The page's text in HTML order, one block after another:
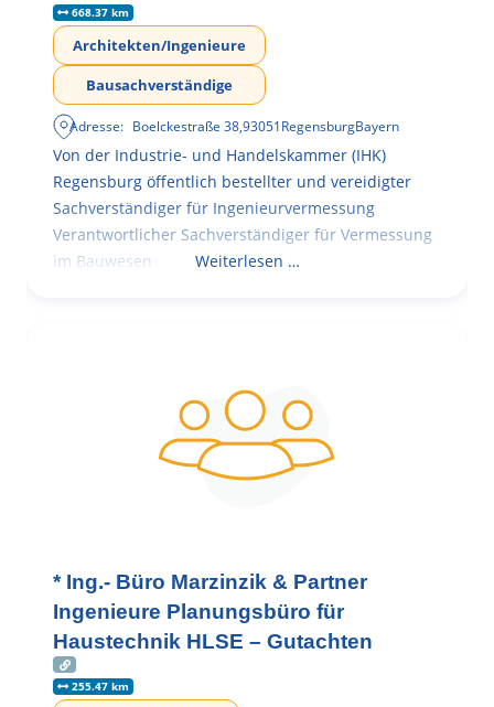
668.37 km
Architekten/Ingenieure
Bausachverständige
Adresse: Boelckestraße 38,93051RegensburgBayern
Von der Industrie- und Handelskammer (IHK)
Regensburg öffentlich bestellter und vereidigter
Sachverständiger für Ingenieurvermessung
Verantwortlicher Sachverständiger für Vermessung
im Bauwesen
Weiterlesen …
* Ing.- Büro Marzinzik & Partner
Ingenieure Planungsbüro für
Haustechnik HLSE – Gutachten
255.47 km